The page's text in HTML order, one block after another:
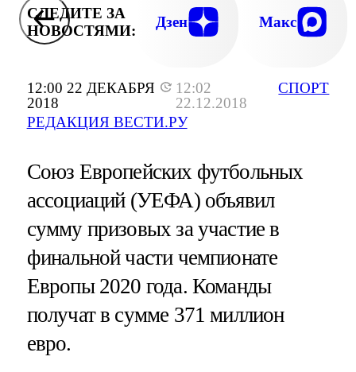
12:00 22 ДЕКАБРЯ
2018
12:02
22.12.2018
РЕДАКЦИЯ ВЕСТИ.РУ
СПОРТ
СЛЕДИТЕ ЗА
НОВОСТЯМИ:
Дзен Макс
Союз Европейских футбольных
ассоциаций (УЕФА) объявил
сумму призовых за участие в
финальной части чемпионате
Европы 2020 года. Команды
получат в сумме 371 миллион
евро.